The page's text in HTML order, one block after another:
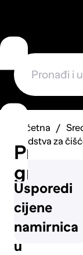
Usporedi
cijene
namirnica
u
Prijavi
grešku
Početna
Sredstva za